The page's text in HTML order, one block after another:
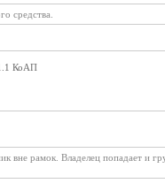
средства.
КоАП
вне рамок. Владелец попадает и